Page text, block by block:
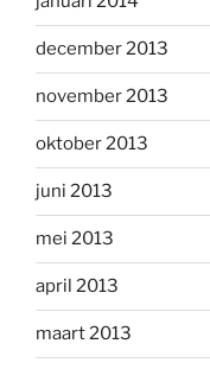
december 2013
november 2013
oktober 2013
juni 2013
mei 2013
april 2013
maart 2013